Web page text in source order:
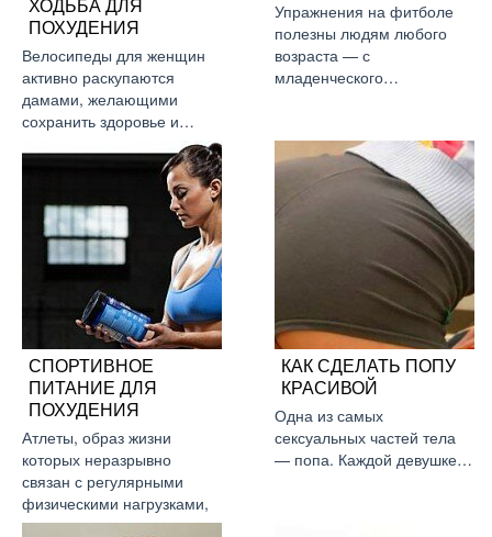
ПОХУДЕНИЯ
Велосипеды для женщин
активно раскупаются
дамами, желающими
сохранить здоровье и…
Упражнения на фитболе
полезны людям любого
возраста — с
младенческого…
СПОРТИВНОЕ
ПИТАНИЕ ДЛЯ
ПОХУДЕНИЯ
Атлеты, образ жизни
которых неразрывно
связан с регулярными
физическими нагрузками,
…
КАК СДЕЛАТЬ ПОПУ
КРАСИВОЙ
Одна из самых
сексуальных частей тела
— попа. Каждой девушке…